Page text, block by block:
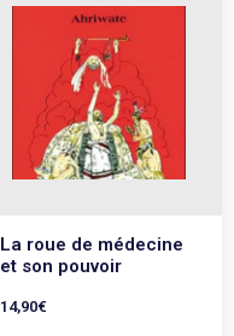
La roue de médecine
et son pouvoir
14,90€